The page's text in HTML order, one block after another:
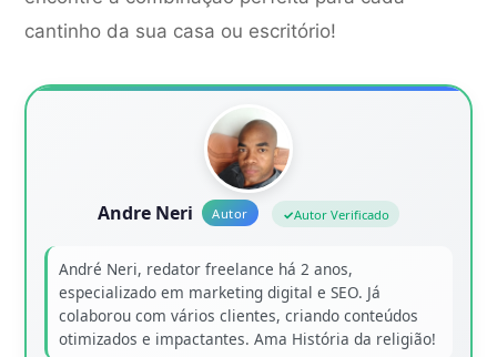
cantinho da sua casa ou escritório!
Andre Neri Autor Verificado
André Neri, redator freelance há 2 anos,
especializado em marketing digital e SEO. Já
colaborou com vários clientes, criando conteúdos
otimizados e impactantes. Ama História da religião!